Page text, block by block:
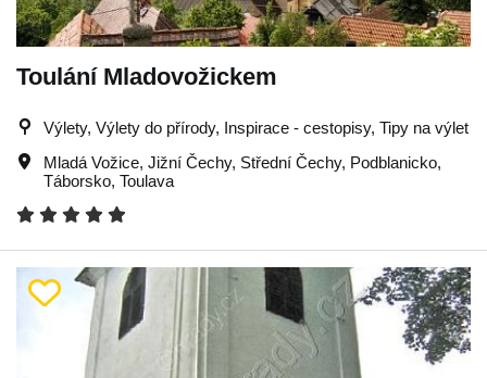
Toulání Mladovožickem
Výlety, Výlety do přírody, Inspirace - cestopisy, Tipy na výlet
Mladá Vožice, Jižní Čechy, Střední Čechy, Podblanicko,
Táborsko, Toulava